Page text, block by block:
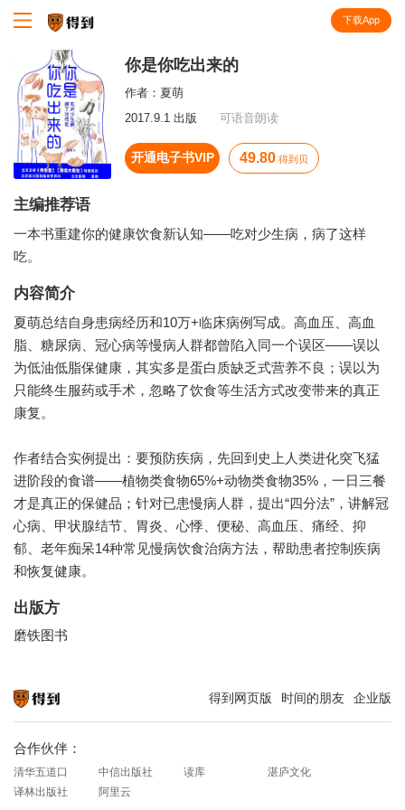
下载App
你是你吃出来的
作者： 夏萌
2017.9.1 出版
可语音朗读
开通电子书VIP 49.80 得到贝
主编推荐语
一本书重建你的健康饮食新认知——吃对少生病，病了这样
吃。
内容简介
夏萌总结自身患病经历和10万+临床病例写成。高血压、高血
脂、糖尿病、冠心病等慢病人群都曾陷入同一个误区——误以
为低油低脂保健康，其实多是蛋白质缺乏式营养不良；误以为
只能终生服药或手术，忽略了饮食等生活方式改变带来的真正
康复。
作者结合实例提出：要预防疾病，先回到史上人类进化突飞猛
进阶段的食谱——植物类食物65%+动物类食物35%，一日三餐
才是真正的保健品；针对已患慢病人群，提出“四分法”，讲解冠
心病、甲状腺结节、胃炎、心悸、便秘、高血压、痛经、抑
郁、老年痴呆14种常见慢病饮食治病方法，帮助患者控制疾病
和恢复健康。
出版方
磨铁图书
得到网页版 时间的朋友 企业版
合作伙伴：
清华五道口 中信出版社 读库
湛庐文化
译林出版社
阿里云